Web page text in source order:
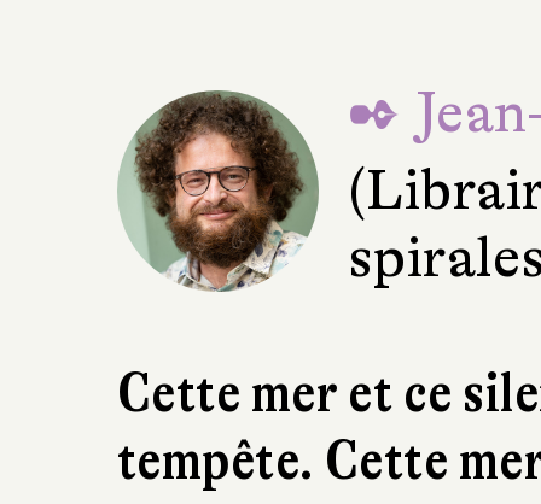
✒
Cette mer et ce
tempête. Cette